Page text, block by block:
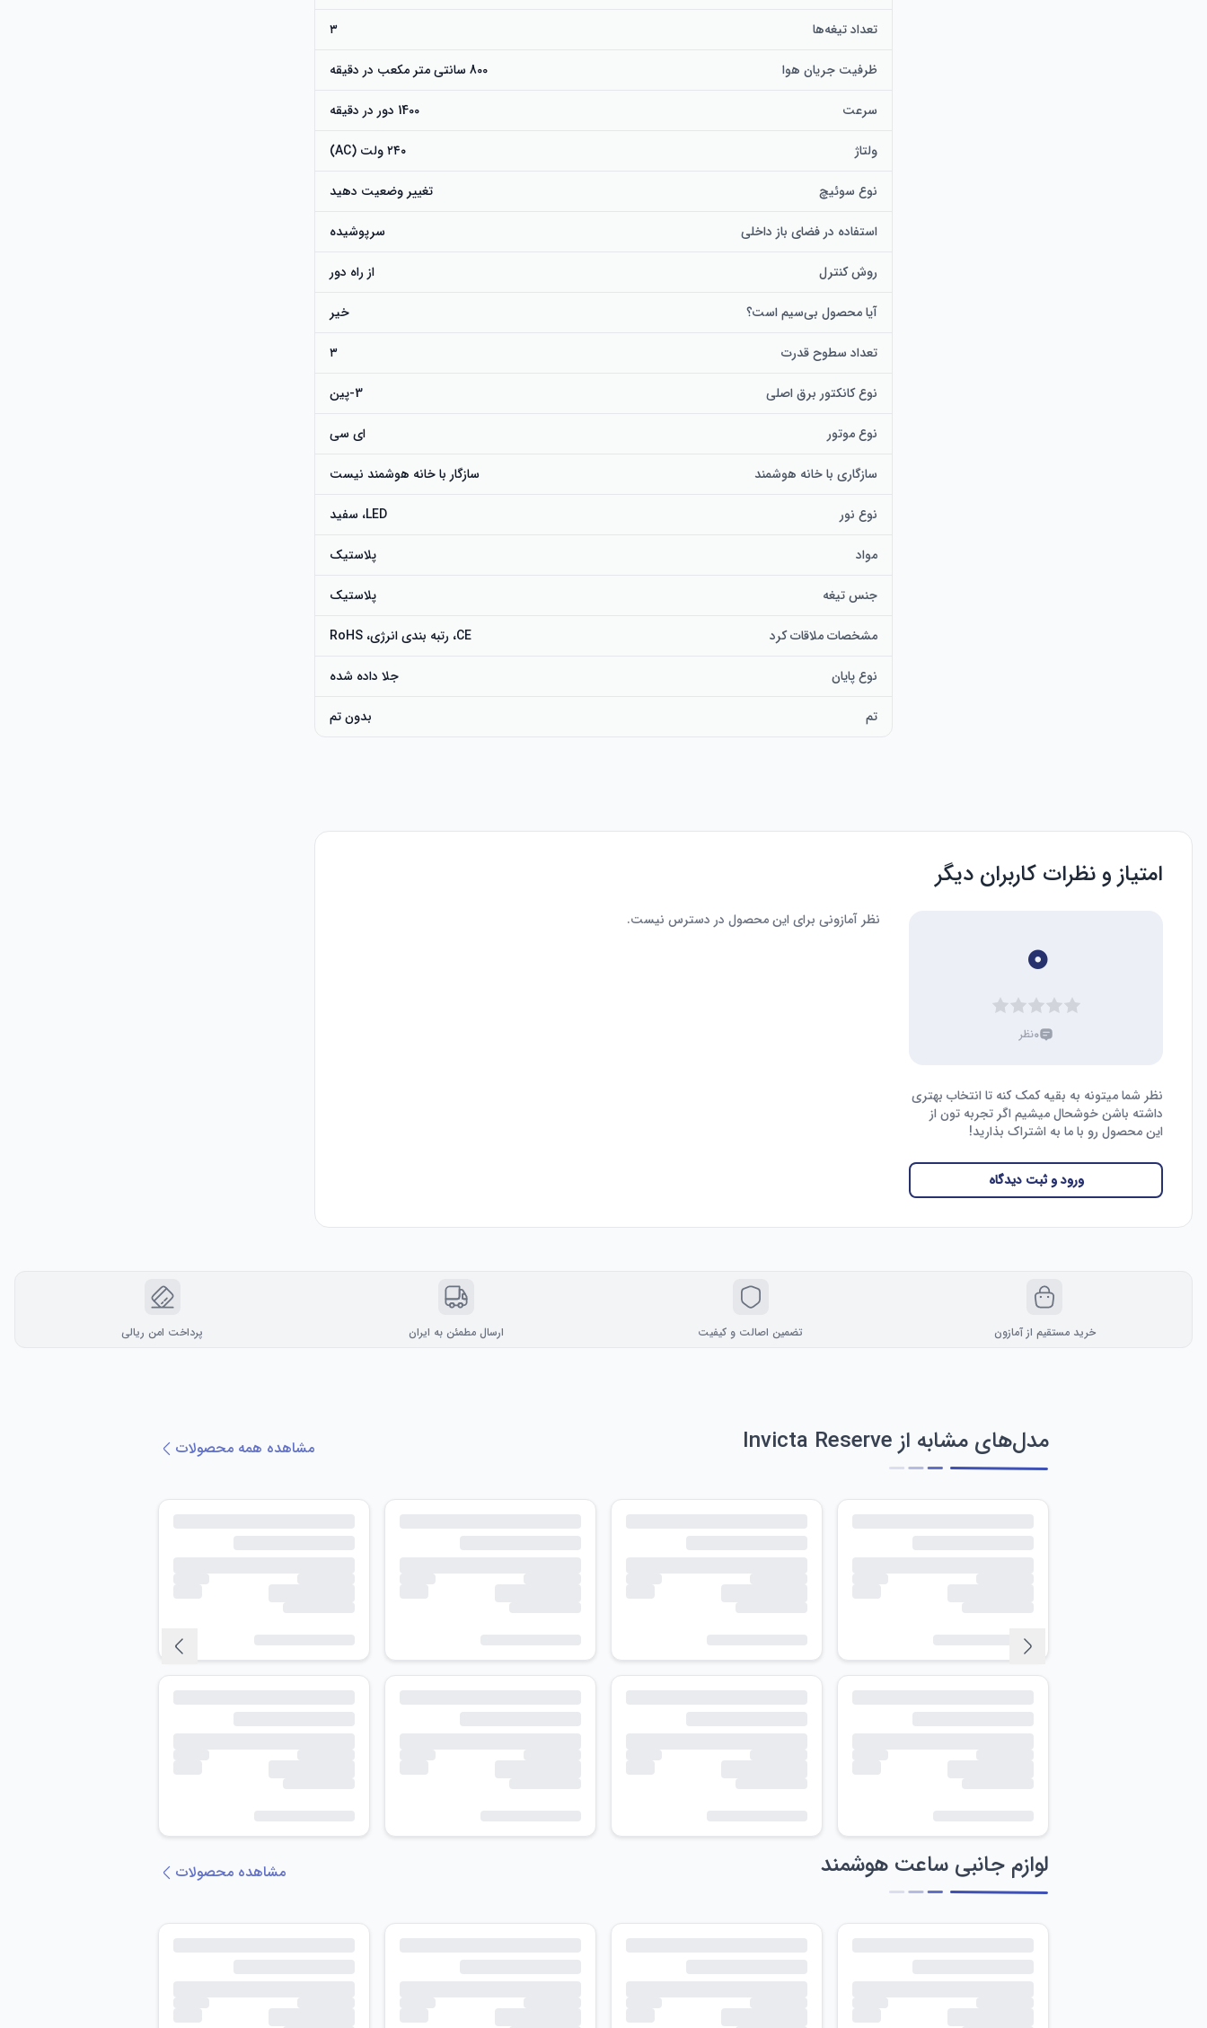
تعداد تیغه‌ها ۳
ظرفیت جریان هوا 800 سانتی متر مکعب در دقیقه
سرعت 1400 دور در دقیقه
ولتاژ ۲۴۰ ولت (AC)
نوع سوئیچ تغییر وضعیت دهید
استفاده در فضای باز داخلی سرپوشیده
روش کنترل از راه دور
آیا محصول بی‌سیم است؟ خیر
تعداد سطوح قدرت ۳
نوع کانکتور برق اصلی 3-پین
نوع موتور ای سی
سازگاری با خانه هوشمند سازگار با خانه هوشمند نیست
نوع نور LED، سفید
مواد پلاستیک
جنس تیغه پلاستیک
مشخصات ملاقات کرد CE، رتبه بندی انرژی، RoHS
نوع پایان جلا داده شده
تم بدون تم
امتیاز و نظرات کاربران دیگر
۰
۰نظر
نظر شما میتونه به بقیه کمک کنه تا انتخاب بهتری
داشته باشن خوشحال میشیم اگر تجربه تون از
این محصول رو با ما به اشتراک بذارید!
ورود و ثبت دیدگاه
نظر آمازونی برای این محصول در دسترس نیست.
خرید مستقیم از آمازون تضمین اصالت و کیفیت ارسال مطمئن به ایران پرداخت امن ریالی
مدل‌های مشابه از Invicta Reserve مشاهده همه محصولات
لوازم جانبی ساعت هوشمند مشاهده محصولات